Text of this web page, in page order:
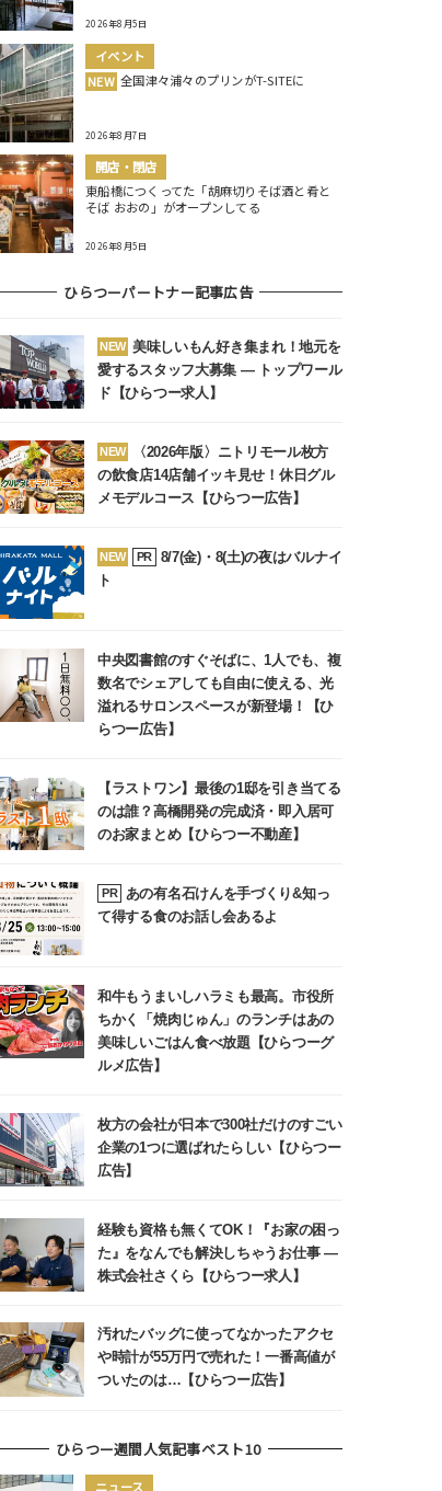
2026年8月5日
イベント
NEW 全国津々浦々のプリンがT-SITEに
2026年8月7日
開店・閉店
東船橋につくってた「胡麻切りそば酒と肴と
そば おおの」がオープンしてる
2026年8月5日
ひらつーパートナー記事広告
NEW 美味しいもん好き集まれ！地元を
愛するスタッフ大募集 ― トップワール
ド【ひらつー求人】
NEW
〈2026年版〉ニトリモール枚方
の飲食店14店舗イッキ見せ！休日グル
メモデルコース【ひらつー広告】
NEW PR
8/7(金)・8(土)の夜はバルナイ
ト
中央図書館のすぐそばに、1人でも、複
数名でシェアしても自由に使える、光
溢れるサロンスペースが新登場！【ひ
らつー広告】
【ラストワン】最後の1邸を引き当てる
のは誰？高橋開発の完成済・即入居可
のお家まとめ【ひらつー不動産】
PR
あの有名石けんを手づくり&知っ
て得する食のお話し会あるよ
和牛もうまいしハラミも最高。市役所
ちかく「焼肉じゅん」のランチはあの
美味しいごはん食べ放題【ひらつーグ
ルメ広告】
枚方の会社が日本で300社だけのすごい
企業の1つに選ばれたらしい【ひらつー
広告】
経験も資格も無くてOK！『お家の困っ
た』をなんでも解決しちゃうお仕事 ―
株式会社さくら【ひらつー求人】
汚れたバッグに使ってなかったアクセ
や時計が55万円で売れた！一番高値が
ついたのは…【ひらつー広告】
ひらつー週間人気記事ベスト10
ニュース